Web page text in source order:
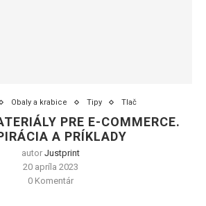
Obaly a krabice Tipy Tlač
PRE E-COMMERCE.
A PRÍKLADY
autor Justprint
20 apríla 2023
0 Komentár